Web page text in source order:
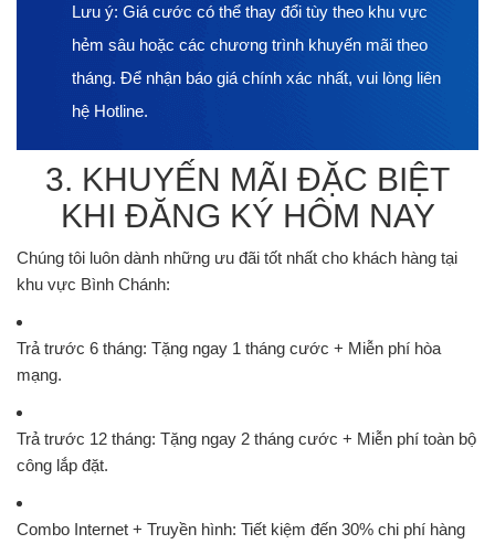
Lưu ý: Giá cước có thể thay đổi tùy theo khu vực
hẻm sâu hoặc các chương trình khuyến mãi theo
tháng. Để nhận báo giá chính xác nhất, vui lòng liên
hệ Hotline.
3. KHUYẾN MÃI ĐẶC BIỆT
KHI ĐĂNG KÝ HÔM NAY
Chúng tôi luôn dành những ưu đãi tốt nhất cho khách hàng tại
khu vực Bình Chánh:
Trả trước 6 tháng: Tặng ngay 1 tháng cước + Miễn phí hòa
mạng.
Trả trước 12 tháng: Tặng ngay 2 tháng cước + Miễn phí toàn bộ
công lắp đặt.
Combo Internet + Truyền hình: Tiết kiệm đến 30% chi phí hàng